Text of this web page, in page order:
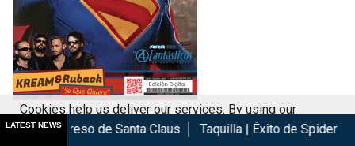
Revista Digital
LATEST NEWS
Santa Claus Taquilla | Éxito de Spider-Man Brand New
Cookies help us deliver our services. By using our
services, you agree to our use of cookies.
Got it